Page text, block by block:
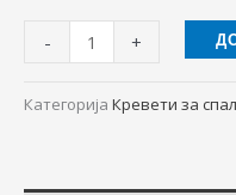
- +
Категорија Кревети за